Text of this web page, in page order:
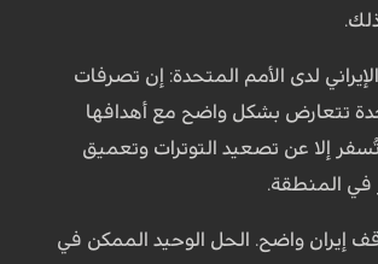
لدى الأمم المتحدة: إن تصرفات
تتعارض بشكل واضح مع أهدافها
تُسفر إلا عن تصعيد التوترات وتعميق
في المنطقة.
إيران واضح. الحل الوحيد الممكن في